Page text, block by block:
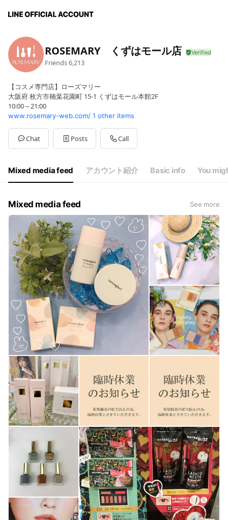
ROSEMARY くずはモール店
Friends6,213
【コスメ専門店】ローズマリー
大阪府 枚方市楠葉花園町 15-1 くずはモール本館2F
10:00～21:00
www.rosemary-web.com/ 1 other items
Chat Posts Call
Mixed media feed アカウント紹介 Basic info You
Mixed media feed See more